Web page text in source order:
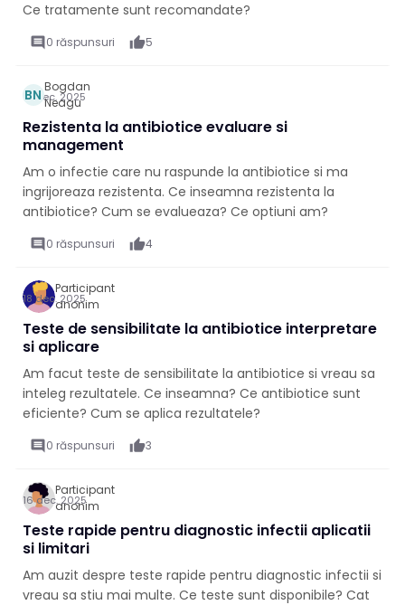
Ce tratamente sunt recomandate?
comment 0 răspunsuri thumb_up5
BN Bogdan
Neagu
18 dec. 2025
Rezistenta la antibiotice evaluare si
management
Am o infectie care nu raspunde la antibiotice si ma
ingrijoreaza rezistenta. Ce inseamna rezistenta la
antibiotice? Cum se evalueaza? Ce optiuni am?
comment 0 răspunsuri thumb_up4
Participant
anonim
18 dec. 2025
Teste de sensibilitate la antibiotice interpretare
si aplicare
Am facut teste de sensibilitate la antibiotice si vreau sa
inteleg rezultatele. Ce inseamna? Ce antibiotice sunt
eficiente? Cum se aplica rezultatele?
comment 0 răspunsuri thumb_up3
Participant
anonim
16 dec. 2025
Teste rapide pentru diagnostic infectii aplicatii
si limitari
Am auzit despre teste rapide pentru diagnostic infectii si
vreau sa stiu mai multe. Ce teste sunt disponibile? Cat